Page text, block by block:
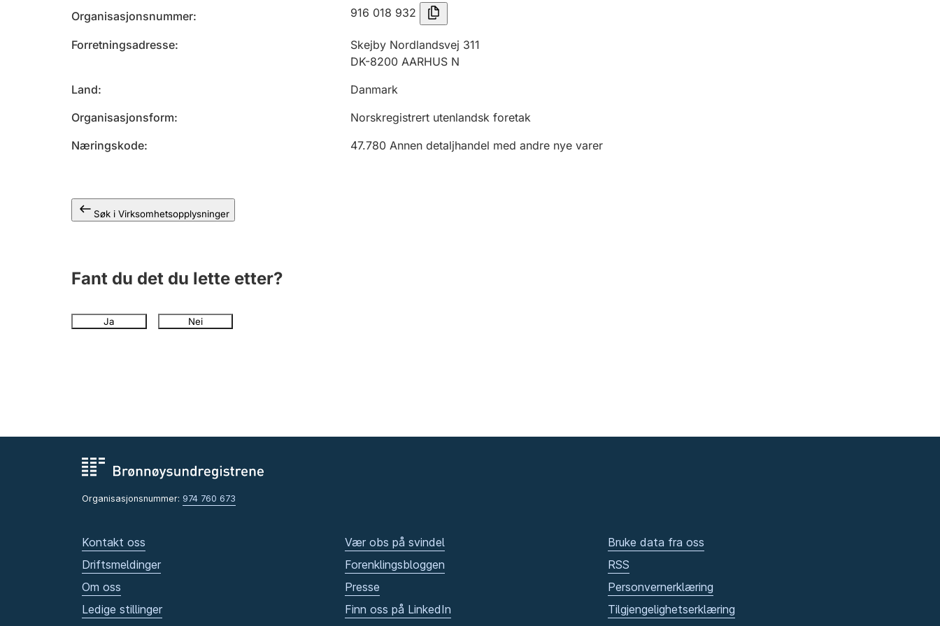
Organisasjonsnummer 916 018 932
Forretningsadresse
Skejby Nordlandsvej 311
DK-8200 AARHUS N
Land
Danmark
Organisasjonsform
Norskregistrert utenlandsk foretak
Næringskode
47.780 Annen detaljhandel med andre nye varer
Søk i Virksomhetsopplysninger
Fant du det du lette etter?
Ja Nei
Organisasjonsnummer: 974 760 673
Kontakt oss
Driftsmeldinger
Om oss
Ledige stillinger
Vær obs på svindel
Forenklingsbloggen
Presse
Finn oss på LinkedIn
Bruke data fra oss
RSS
Personvernerklæring
Tilgjengelighetserklæring